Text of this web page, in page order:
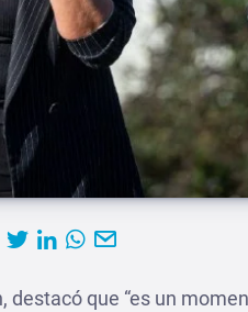
que “es un